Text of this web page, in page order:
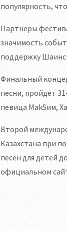
популярность,
Партнёры
значимость
поддержку
Финальный
песни, пройдет
певица MakSим,
Второй
Казахстана при
песен для детей
официальном